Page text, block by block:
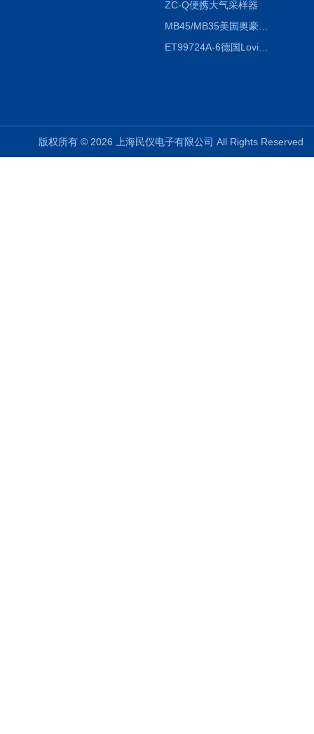
ZC-Q便携大气采样器
MB45/MB35美国奥豪斯OHAUS MB45/MB35卤素红外水分测定仪
ET99724A-6德国Lovibond ET99724A-6微电脑BOD测定仪
版权所有 © 2026 上海民仪电子有限公司 All Rights